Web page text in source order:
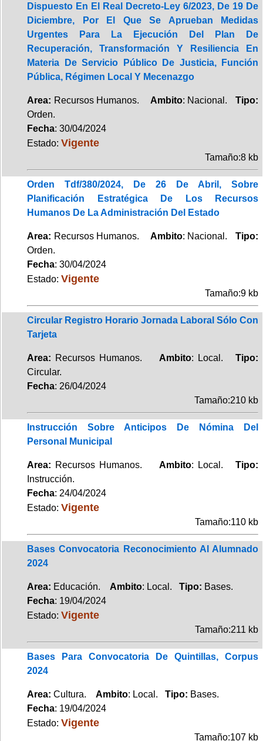
Dispuesto En El Real Decreto-Ley 6/2023, De 19 De
Diciembre, Por El Que Se Aprueban Medidas
Urgentes Para La Ejecución Del Plan De
Recuperación, Transformación Y Resiliencia En
Materia De Servicio Público De Justicia, Función
Pública, Régimen Local Y Mecenazgo
Area: Recursos Humanos. Ambito: Nacional.Tipo:
Orden.
Fecha: 30/04/2024
Estado: Vigente
Tamaño:8 kb
Orden Tdf/380/2024, De 26 De Abril, Sobre
Planificación Estratégica De Los Recursos
Humanos De La Administración Del Estado
Area: Recursos Humanos. Ambito: Nacional.Tipo:
Orden.
Fecha: 30/04/2024
Estado: Vigente
Tamaño:9 kb
Circular Registro Horario Jornada Laboral Sólo Con
Tarjeta
Area: Recursos Humanos. Ambito: Local.Tipo:
Circular.
Fecha: 26/04/2024
Tamaño:210 kb
Instrucción Sobre Anticipos De Nómina Del
Personal Municipal
Area: Recursos Humanos. Ambito: Local.Tipo:
Instrucción.
Fecha: 24/04/2024
Estado: Vigente
Tamaño:110 kb
Bases Convocatoria Reconocimiento Al Alumnado
2024
Area: Educación. Ambito: Local. Tipo: Bases.
Fecha: 19/04/2024
Estado: Vigente
Tamaño:211 kb
Bases Para Convocatoria De Quintillas, Corpus
2024
Area: Cultura. Ambito: Local. Tipo: Bases.
Fecha: 19/04/2024
Estado: Vigente
Tamaño:107 kb